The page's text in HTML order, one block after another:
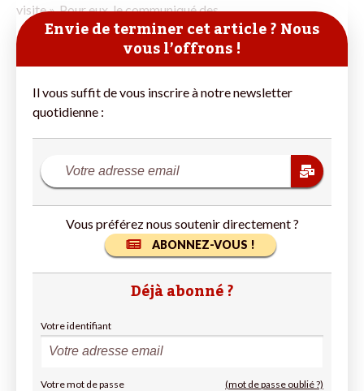
visite ». Pour eux, le communiqué des
Envie de terminer cet article ? Nous
vous l’offrons !
Il vous suffit de vous inscrire à notre newsletter
quotidienne :
Vous préférez nous soutenir directement ?
ABONNEZ-VOUS !
Déjà abonné ?
Votre identifiant
Votre mot de passe (mot de passe oublié ?)